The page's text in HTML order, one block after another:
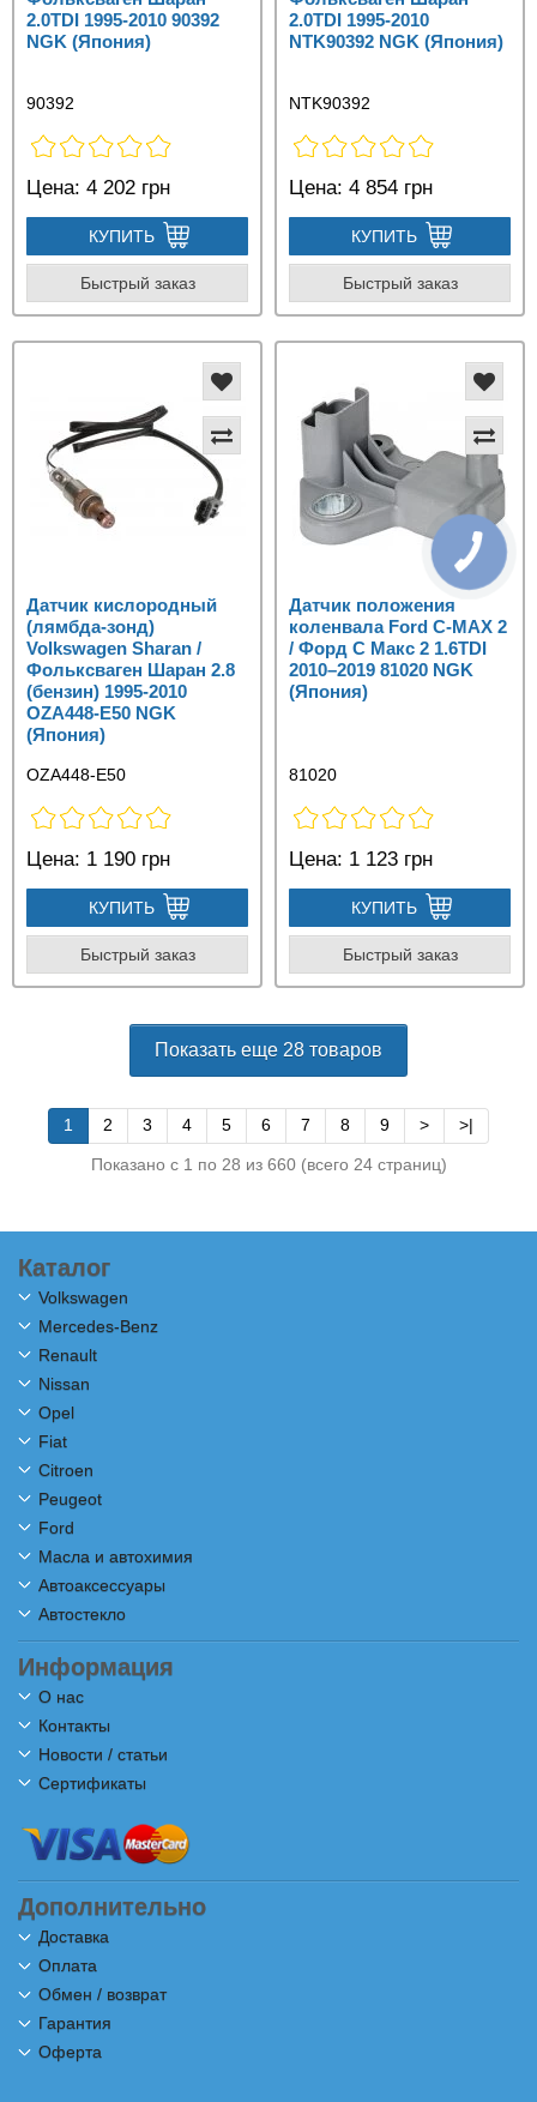
2.0TDI 1995-2010 90392
NGK (Япония)
90392
Цена: 4 202 грн
КУПИТЬ
Быстрый заказ
2.0TDI 1995-2010
NTK90392 NGK (Япония)
NTK90392
Цена: 4 854 грн
КУПИТЬ
Быстрый заказ
Датчик кислородный
(лямбда-зонд)
Volkswagen Sharan /
Фольксваген Шаран 2.8
(бензин) 1995-2010
OZA448-E50 NGK
(Япония)
OZA448-E50
Цена: 1 190 грн
КУПИТЬ
Быстрый заказ
Датчик положения
коленвала Ford C‑MAX 2
/ Форд С Макс 2 1.6TDI
2010–2019 81020 NGK
(Япония)
81020
Цена: 1 123 грн
КУПИТЬ
Быстрый заказ
Показать еще 28 товаров
1 2 3 4 5 6 7 8 9 > >|
Показано с 1 по 28 из 660 (всего 24 страниц)
Каталог
Volkswagen
Mercedes-Benz
Renault
Nissan
Opel
Fiat
Citroen
Peugeot
Ford
Масла и автохимия
Автоаксессуары
Автостекло
Информация
О нас
Контакты
Новости / статьи
Сертификаты
Дополнительно
Доставка
Оплата
Обмен / возврат
Гарантия
Оферта